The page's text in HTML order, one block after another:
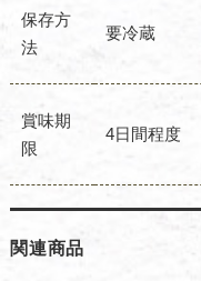
保存方
法
要冷蔵
賞味期
限
4日間程度
関連商品